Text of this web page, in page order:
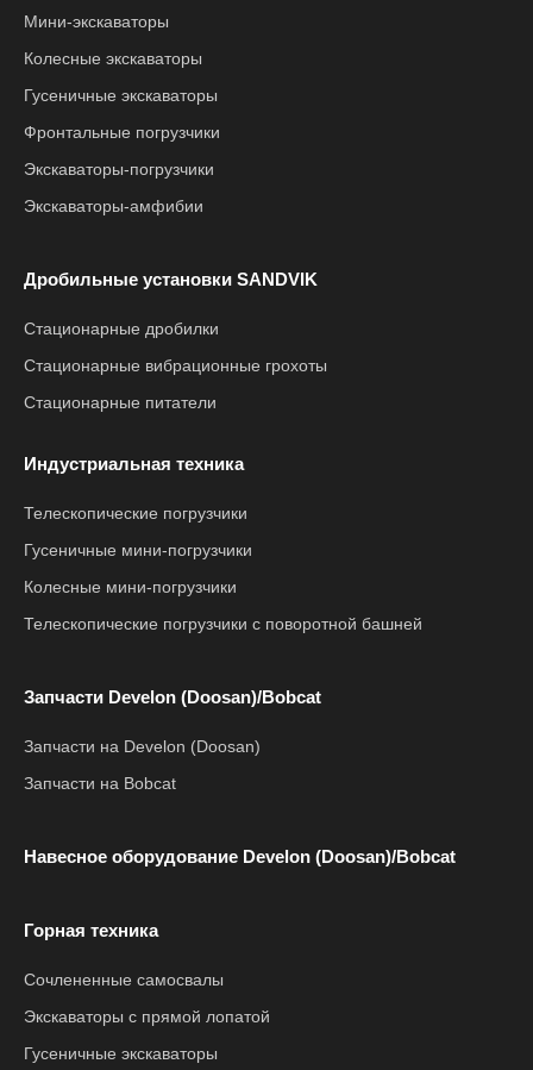
Мини-экскаваторы
Колесные экскаваторы
Гусеничные экскаваторы
Фронтальные погрузчики
Экскаваторы-погрузчики
Экскаваторы-амфибии
Дробильные установки SANDVIK
Стационарные дробилки
Стационарные вибрационные грохоты
Стационарные питатели
Индустриальная техника
Телескопические погрузчики
Гусеничные мини-погрузчики
Колесные мини-погрузчики
Телескопические погрузчики с поворотной башней
Запчасти Develon (Doosan)/Bobcat
Запчасти на Develon (Doosan)
Запчасти на Bobcat
Навесное оборудование Develon (Doosan)/Bobcat
Горная техника
Сочлененные самосвалы
Экскаваторы с прямой лопатой
Гусеничные экскаваторы